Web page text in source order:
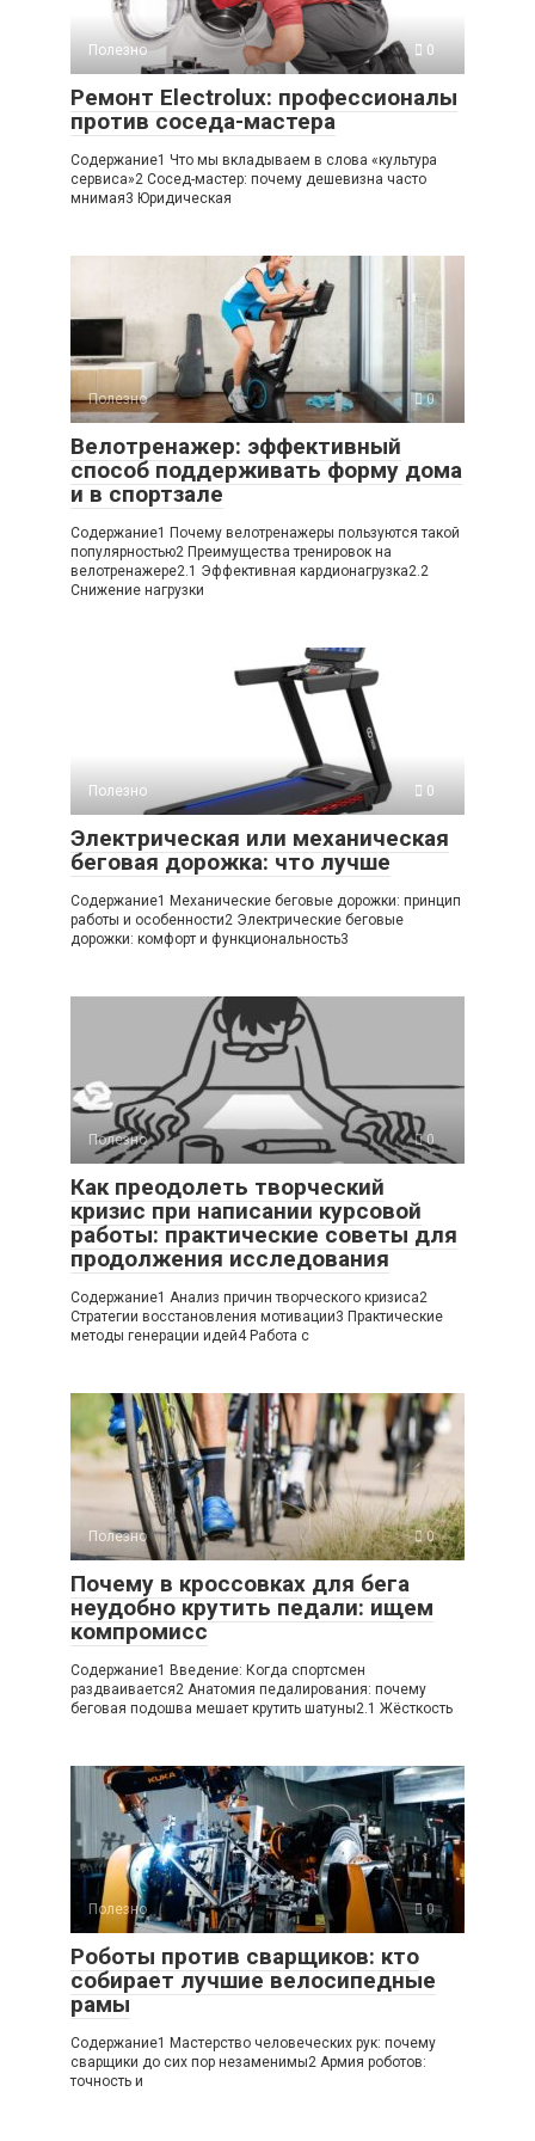
Полезно 0
Ремонт Electrolux: профессионалы
против соседа-мастера
Содержание1 Что мы вкладываем в слова «культура
сервиса»2 Сосед-мастер: почему дешевизна часто
мнимая3 Юридическая
Полезно 0
Велотренажер: эффективный
способ поддерживать форму дома
и в спортзале
Содержание1 Почему велотренажеры пользуются такой
популярностью2 Преимущества тренировок на
велотренажере2.1 Эффективная кардионагрузка2.2
Снижение нагрузки
Полезно 0
Электрическая или механическая
беговая дорожка: что лучше
Содержание1 Механические беговые дорожки: принцип
работы и особенности2 Электрические беговые
дорожки: комфорт и функциональность3
Полезно 0
Как преодолеть творческий
кризис при написании курсовой
работы: практические советы для
продолжения исследования
Содержание1 Анализ причин творческого кризиса2
Стратегии восстановления мотивации3 Практические
методы генерации идей4 Работа с
Полезно 0
Почему в кроссовках для бега
неудобно крутить педали: ищем
компромисс
Содержание1 Введение: Когда спортсмен
раздваивается2 Анатомия педалирования: почему
беговая подошва мешает крутить шатуны2.1 Жёсткость
Полезно 0
Роботы против сварщиков: кто
собирает лучшие велосипедные
рамы
Содержание1 Мастерство человеческих рук: почему
сварщики до сих пор незаменимы2 Армия роботов:
точность и